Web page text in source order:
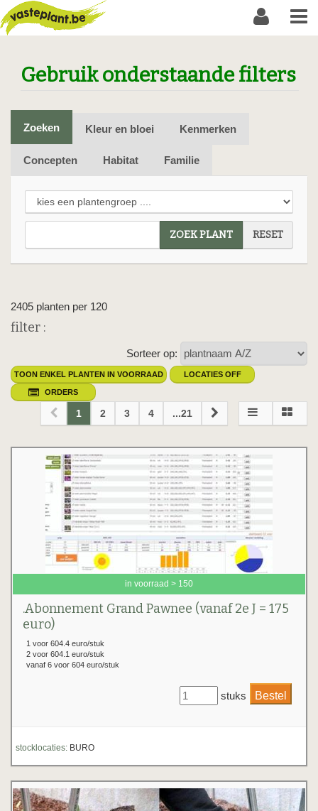
Gebruik onderstaande filters
Zoeken Kleur en bloei Kenmerken
Concepten Habitat Familie
ZOEK PLANT RESET
2405 planten per 120
filter :
Sorteer op:
TOON ENKEL PLANTEN IN VOORRAAD LOCATIES OFF
ORDERS
1 2 3 4 ...21
in voorraad > 150
.Abonnement Grand Pawnee (vanaf 2e J = 175
euro)
1 voor 604.4 euro/stuk
2 voor 604.1 euro/stuk
vanaf 6 voor 604 euro/stuk
stuks
stocklocaties: BURO